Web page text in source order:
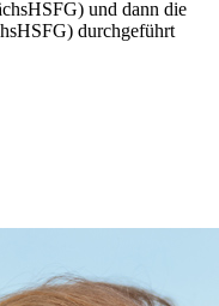
und dann die
durchgeführt